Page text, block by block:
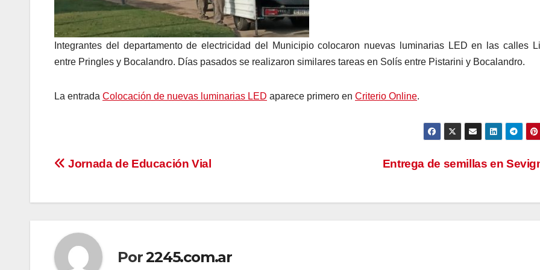
Integrantes del departamento de electricidad del Municipio colocaron nuevas luminarias LED en las calles
entre Pringles y Bocalandro. Días pasados se realizaron similares tareas en Solís entre Pistarini y Bocalandro.
La entrada Colocación de nuevas luminarias LED aparece primero en Criterio Online.
Navegación
Entrega de semillas en
Jornada de Educación Vial
Por2245.com.ar